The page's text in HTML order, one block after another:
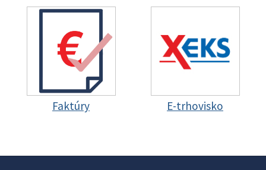
Faktúry E-trhovisko